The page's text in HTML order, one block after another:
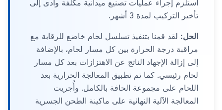
استلزم إجراء عمليات تصنيع ميدانية مكلفة وأدى إلى
تأخير التركيب لمدة 3 أشهر.
الحل: لقد قمنا بتنفيذ تسلسل لحام خاضع للرقابة مع
مراقبة درجة الحرارة بين كل مسار لحام، بالإضافة
إلى إزالة الإجهاد الناتج عن الاهتزازات بعد كل مسار
لحام رئيسي. كما تم تطبيق المعالجة الحرارية بعد
اللحام على مجموعة الحافة بالكامل. وأُجريت
المعالجة الآلية النهائية على ماكينة الطحن الجسرية